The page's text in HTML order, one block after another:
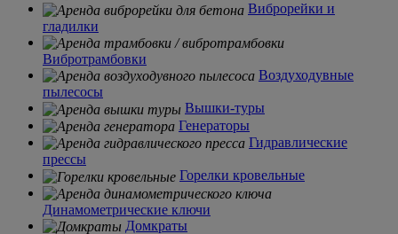
Виброрейки и
гладилки
Вибротрамбовки
Воздуходувные
пылесосы
Вышки-туры
Генераторы
Гидравлические
прессы
Горелки кровельные
Динамометрические ключи
Домкраты